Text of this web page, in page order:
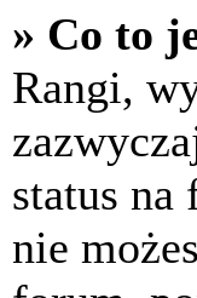
» Co to
Rangi,
status
nie